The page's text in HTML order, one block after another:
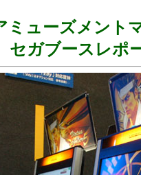
ミューズメント
セガブースレポ